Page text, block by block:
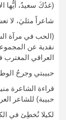
(غدُكَ سعيدٌ، أيُّها
شاعراً مثليَ، لا
(الحب في مرآة
نقدية عن
العراقي المغترب
حبيبتي وجرحُ
قراءة الشاعرة
حبيبة) للشاعر
لكيلا نُخطِئ في